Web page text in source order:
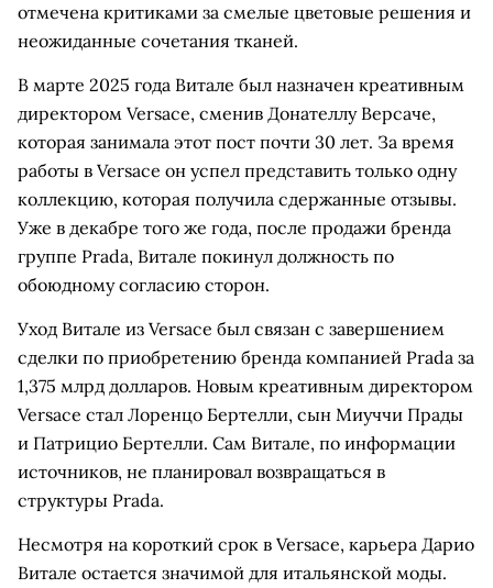
отмечена критиками за смелые цветовые решения и
неожиданные сочетания тканей.
В марте 2025 года Витале был назначен креативным
директором Versace, сменив Донателлу Версаче,
которая занимала этот пост почти 30 лет. За время
работы в Versace он успел представить только одну
коллекцию, которая получила сдержанные отзывы.
Уже в декабре того же года, после продажи бренда
группе Prada, Витале покинул должность по
обоюдному согласию сторон.
Уход Витале из Versace был связан с завершением
сделки по приобретению бренда компанией Prada за
1,375 млрд долларов. Новым креативным директором
Versace стал Лоренцо Бертелли, сын Миуччи Прады
и Патрицио Бертелли. Сам Витале, по информации
источников, не планировал возвращаться в
структуры Prada.
Несмотря на короткий срок в Versace, карьера Дарио
Витале остается значимой для итальянской моды.